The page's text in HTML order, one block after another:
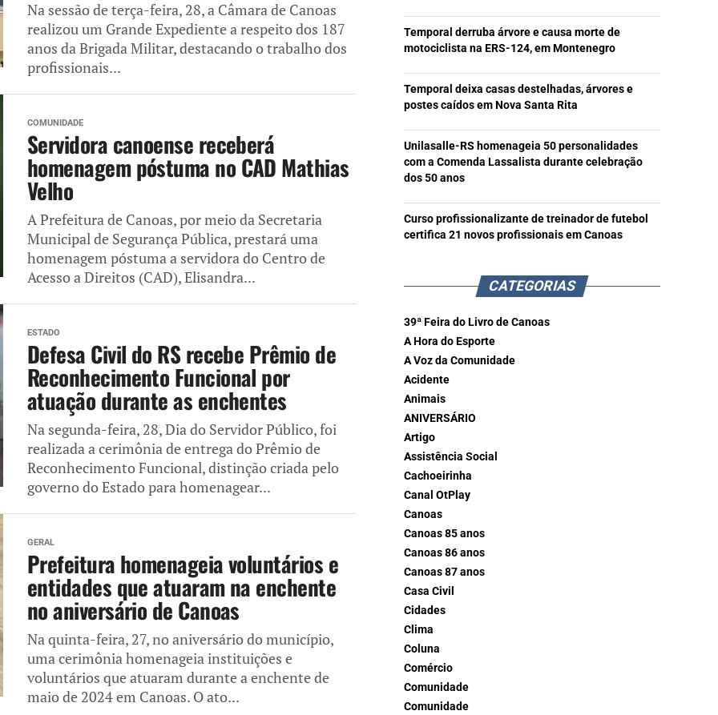
Na sessão de terça-feira, 28, a Câmara de Canoas
realizou um Grande Expediente a respeito dos 187
anos da Brigada Militar, destacando o trabalho dos
profissionais...
COMUNIDADE
Servidora canoense receberá
homenagem póstuma no CAD Mathias
Velho
A Prefeitura de Canoas, por meio da Secretaria
Municipal de Segurança Pública, prestará uma
homenagem póstuma a servidora do Centro de
Acesso a Direitos (CAD), Elisandra...
ESTADO
Defesa Civil do RS recebe Prêmio de
Reconhecimento Funcional por
atuação durante as enchentes
Na segunda-feira, 28, Dia do Servidor Público, foi
realizada a cerimônia de entrega do Prêmio de
Reconhecimento Funcional, distinção criada pelo
governo do Estado para homenagear...
GERAL
Prefeitura homenageia voluntários e
entidades que atuaram na enchente
no aniversário de Canoas
Na quinta-feira, 27, no aniversário do município,
uma cerimônia homenageia instituições e
voluntários que atuaram durante a enchente de
maio de 2024 em Canoas. O ato...
Temporal derruba árvore e causa morte de
motociclista na ERS-124, em Montenegro
Temporal deixa casas destelhadas, árvores e
postes caídos em Nova Santa Rita
Unilasalle-RS homenageia 50 personalidades
com a Comenda Lassalista durante celebração
dos 50 anos
Curso profissionalizante de treinador de futebol
certifica 21 novos profissionais em Canoas
CATEGORIAS
39ª Feira do Livro de Canoas
A Hora do Esporte
A Voz da Comunidade
Acidente
Animais
ANIVERSÁRIO
Artigo
Assistência Social
Cachoeirinha
Canal OtPlay
Canoas
Canoas 85 anos
Canoas 86 anos
Canoas 87 anos
Casa Civil
Cidades
Clima
Coluna
Comércio
Comunidade
Comunidade